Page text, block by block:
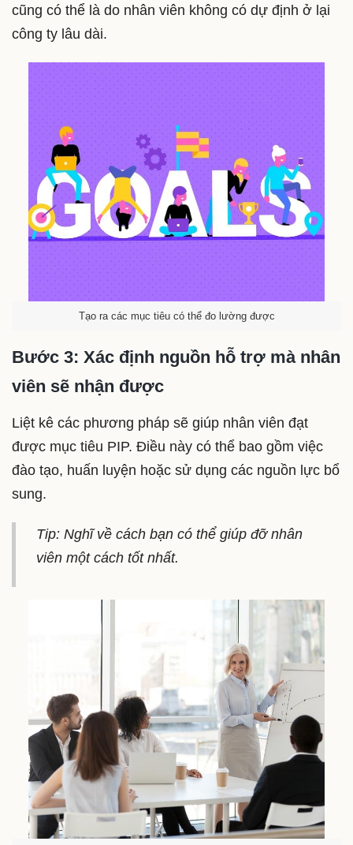
cũng có thể là do nhân viên không có dự định ở lại
công ty lâu dài.
Tạo ra các mục tiêu có thể đo lường được
Bước 3: Xác định nguồn hỗ trợ mà nhân
viên sẽ nhận được
Liệt kê các phương pháp sẽ giúp nhân viên đạt
được mục tiêu PIP. Điều này có thể bao gồm việc
đào tạo, huấn luyện hoặc sử dụng các nguồn lực bổ
sung.
Tip: Nghĩ về cách bạn có thể giúp đỡ nhân
viên một cách tốt nhất.